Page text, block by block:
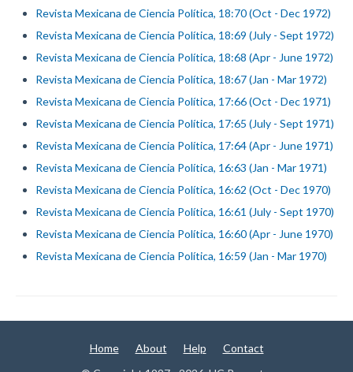
Revista Mexicana de Ciencia Política, 18:70 (Oct - Dec 1972)
Revista Mexicana de Ciencia Política, 18:69 (July - Sept 1972)
Revista Mexicana de Ciencia Política, 18:68 (Apr - June 1972)
Revista Mexicana de Ciencia Política, 18:67 (Jan - Mar 1972)
Revista Mexicana de Ciencia Política, 17:66 (Oct - Dec 1971)
Revista Mexicana de Ciencia Política, 17:65 (July - Sept 1971)
Revista Mexicana de Ciencia Política, 17:64 (Apr - June 1971)
Revista Mexicana de Ciencia Política, 16:63 (Jan - Mar 1971)
Revista Mexicana de Ciencia Política, 16:62 (Oct - Dec 1970)
Revista Mexicana de Ciencia Política, 16:61 (July - Sept 1970)
Revista Mexicana de Ciencia Política, 16:60 (Apr - June 1970)
Revista Mexicana de Ciencia Política, 16:59 (Jan - Mar 1970)
Home About Help
Contact